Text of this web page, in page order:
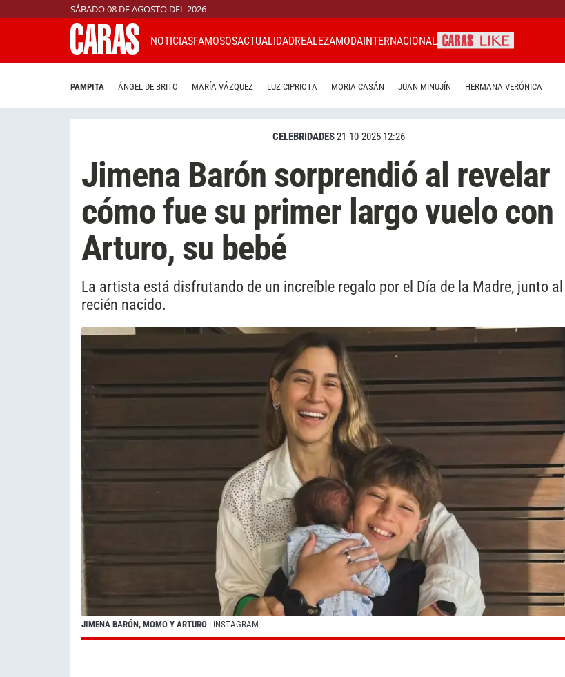
SÁBADO 08 DE AGOSTO DEL 2026
NOTICIASFAMOSOSACTUALIDADREALEZAMODAINTERNACIONAL
PAMPITA ÁNGEL DE BRITO MARÍA VÁZQUEZ LUZ CIPRIOTA MORIA CASÁN JUAN MINUJÍN HERMANA VERÓNICA
CELEBRIDADES21-10-2025 12:26
Jimena Barón sorprendió al revelar
cómo fue su primer largo vuelo con
Arturo, su bebé
La artista está disfrutando de un increíble regalo por el Día de la Madre, junto al
recién nacido.
JIMENA BARÓN, MOMO Y ARTURO | INSTAGRAM